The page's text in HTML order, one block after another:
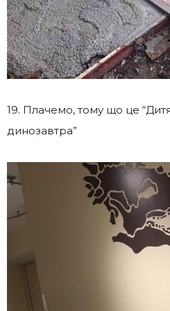
19. Плачемо, тому що це
динозавтра”